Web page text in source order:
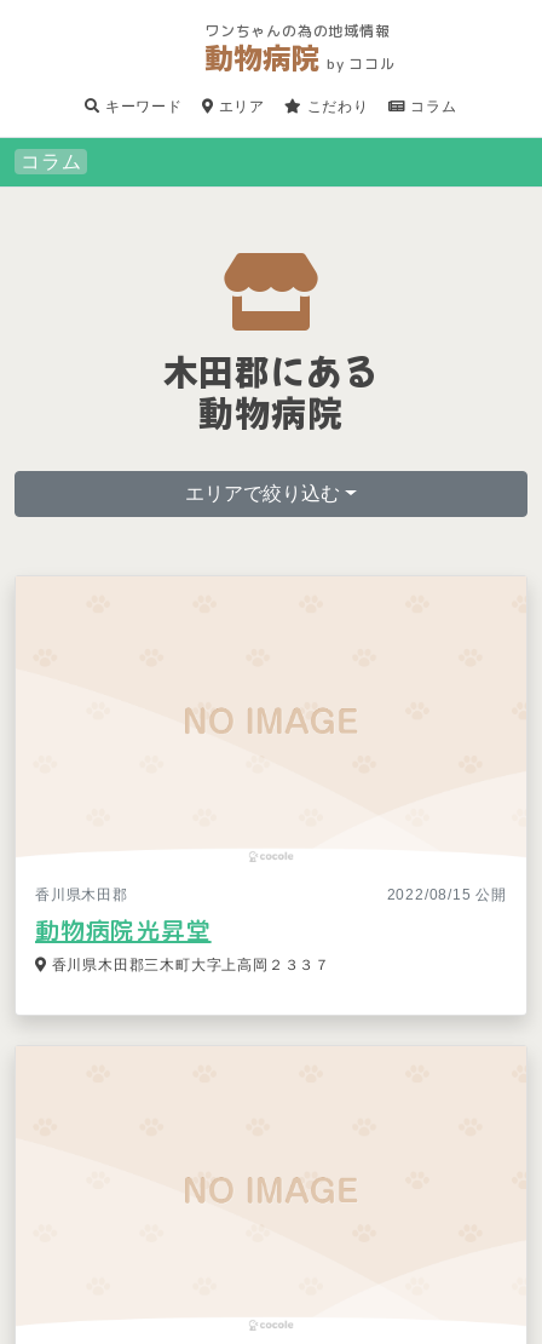
ワンちゃんの為の地域情報
動物病院by ココル
キーワード エリア こだわり コラム
コラム
木田郡にある
動物病院
エリアで絞り込む
香川県木田郡 2022/08/15 公開
動物病院光昇堂
香川県木田郡三木町大字上高岡２３３７